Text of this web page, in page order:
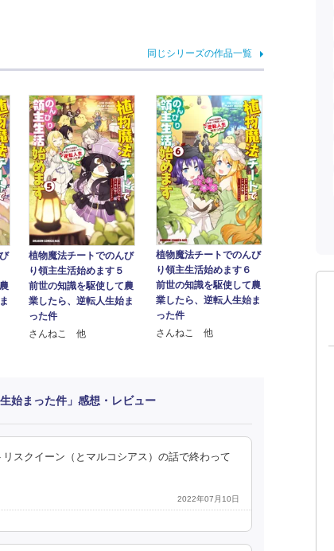
同じシリーズの作品一覧
植物魔法チートでのんび
り領主生活始めます５
前世の知識を駆使して農
業したら、逆転人生始ま
った件
さんねこ 他
植物魔法チートでのんび
り領主生活始めます６
前世の知識を駆使して農
業したら、逆転人生始ま
った件
さんねこ 他
始まった件」感想・レビュー
スクイーン（とマルコシアス）の話で終わって
2022年07月10日